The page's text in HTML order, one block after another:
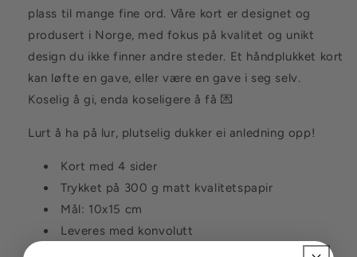
plass til mange fine ord. Våre kort er designet og
produsert i Norge, med fokus på kvalitet og unikt
design du ikke finner andre steder. Et håndplukket kort
kan løfte en gave, eller være en gave i seg selv.
Koselig å gi, enda koseligere å få 💌
Lurt å ha på lur, plutselig dukker ei anledning opp!
Kort med 4 sider
Trykket på 300 g matt kvalitetspapir
Mål: 10x15 cm
Leveres med konvolutt